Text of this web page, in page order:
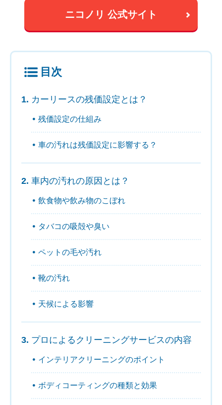
ニコノリ 公式サイト
目次
カーリースの残価設定とは？
残価設定の仕組み
車の汚れは残価設定に影響する？
車内の汚れの原因とは？
飲食物や飲み物のこぼれ
タバコの吸殻や臭い
ペットの毛や汚れ
靴の汚れ
天候による影響
プロによるクリーニングサービスの内容
インテリアクリーニングのポイント
ボディコーティングの種類と効果